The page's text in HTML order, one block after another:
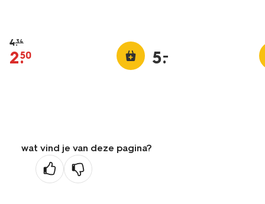
4.34
2.
50 5.
–
wat vind je van deze pagina?